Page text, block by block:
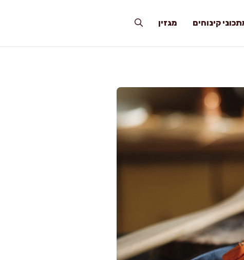
קינוחים מגזין